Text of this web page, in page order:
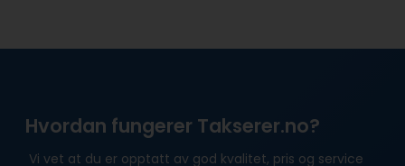
Hvordan fungerer Takserer.no?
Vi vet at du er opptatt av god kvalitet, pris og service